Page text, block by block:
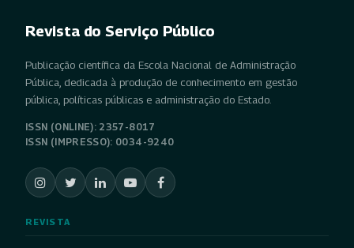
Revista do Serviço Público
Publicação científica da Escola Nacional de Administração
Pública, dedicada à produção de conhecimento em gestão
pública, políticas públicas e administração do Estado.
ISSN (ONLINE): 2357-8017
ISSN (IMPRESSO): 0034-9240
REVISTA